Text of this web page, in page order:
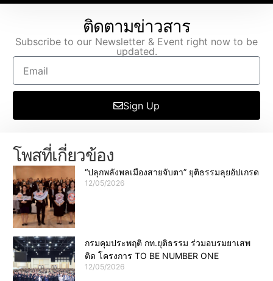
ติดตามข่าวสาร
Subscribe to our Newsletter & Event right now to be
updated.
Sign Up
โพสที่เกี่ยวข้อง
“ปลุกพลังพลเมืองสายจับตา” ยุติธรรมลุยอัปเกรด
12/05/2026
กรมคุมประพฤติ กท.ยุติธรรม ร่วมอบรมยาเสพ
ติด โครงการ TO BE NUMBER ONE
12/05/2026